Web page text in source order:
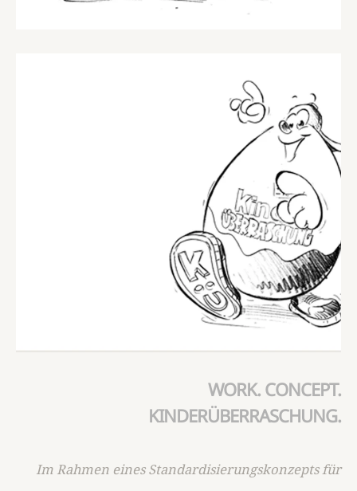
WORK. CONCEPT.
KINDERÜBERRASCHUNG.
Im Rahmen eines Standardisierungskonzepts für